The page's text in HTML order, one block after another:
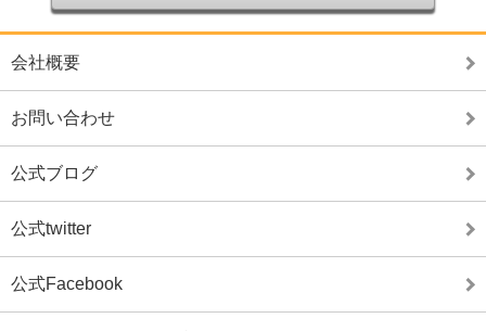
会社概要
お問い合わせ
公式ブログ
公式twitter
公式Facebook